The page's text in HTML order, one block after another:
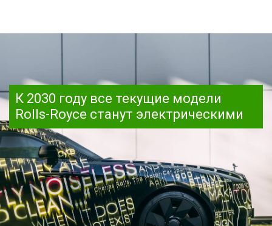
К 2030 году все текущие модели
Rolls-Royce станут электрическими